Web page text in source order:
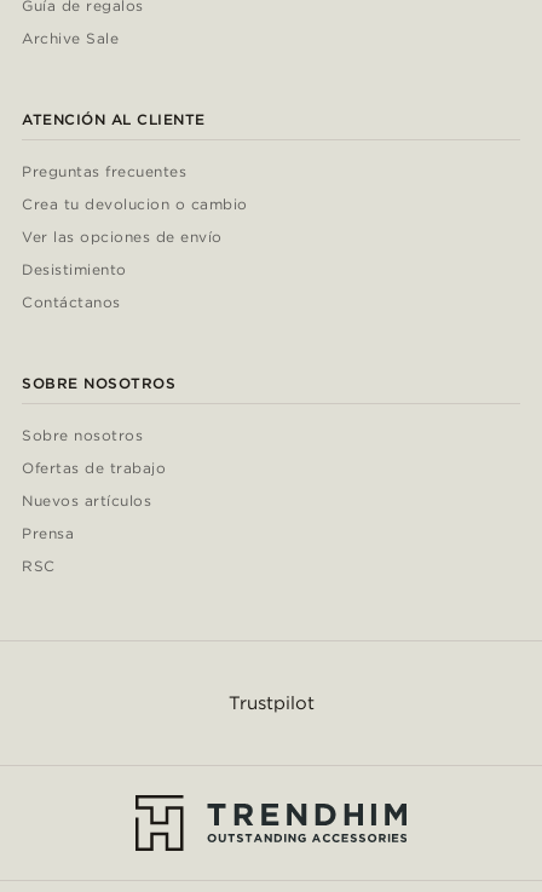
Guía de regalos
Archive Sale
ATENCIÓN AL CLIENTE
Preguntas frecuentes
Crea tu devolucion o cambio
Ver las opciones de envío
Desistimiento
Contáctanos
SOBRE NOSOTROS
Sobre nosotros
Ofertas de trabajo
Nuevos artículos
Prensa
RSC
Trustpilot